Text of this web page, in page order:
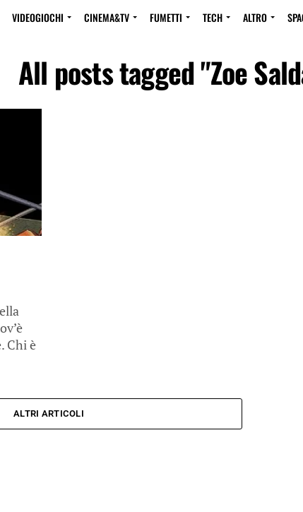
VIDEOGIOCHI CINEMA&TV FUMETTI TECH ALTRO
All posts tagged "Zoe
Chi è
ALTRI ARTICOLI